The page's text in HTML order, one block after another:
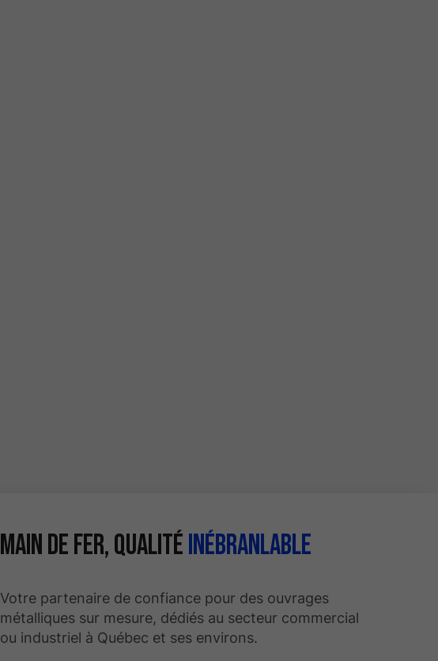
Main de fer, qualitéinébranlable
Votre partenaire de confiance pour des ouvrages
métalliques sur mesure, dédiés au secteur commercial
ou industriel à Québec et ses environs.